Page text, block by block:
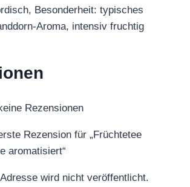
Besonderheit: typisches
Aroma, intensiv fruchtig
Rezensionen
Rezension für „Früchtetee
aromatisiert“
wird nicht veröffentlicht.